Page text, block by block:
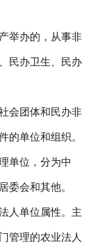
举办的，从事非
民办卫生、民办
会团体和民办非
的单位和组织。
单位，分为中
委会和其他。
人单位属性。主
管理的农业法人